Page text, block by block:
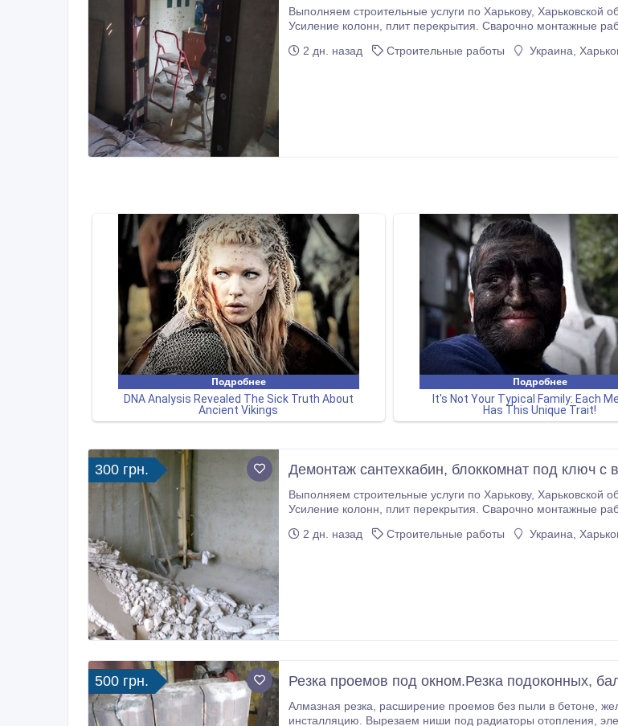
Выполняем строительные услуги по Харькову, Харьковской области. Усиление проемов, несущих стен металлоконструкциями.
Усиление колонн, плит перекрытия. Сварочно монтажные работы. Закупка, доставка металла для усиления проемов.
2 дн. назад
Строительные работы Украина,
300 грн. Демонтаж сантехкабин, блоккомнат под ключ с
Выполняем строительные услуги по Харькову, Харьковской области. Усиление проемов, несущих стен металлоконструкциями.
Усиление колонн, плит перекрытия. Сварочно монтажные работы. Закупка, доставка металла для усиления проемов.
2 дн. назад
Строительные работы Украина,
500 грн. Резка проемов под окном.Резка подоконных,
Алмазная резка, расширение проемов без пыли в бетоне, железобетоне, кирпиче. Вырезаем ниши, каналы, отверстия под
инсталляцию. Вырезаем ниши под радиаторы отопления, электрику, сантехнику. Вырезаем подоконные блоки, выходы на